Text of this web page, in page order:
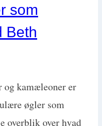
som
Beth
og kamæleoner er
øgler som
overblik over hvad